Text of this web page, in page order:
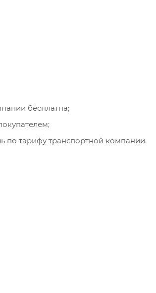
бесплатна;
по тарифу транспортной компании.